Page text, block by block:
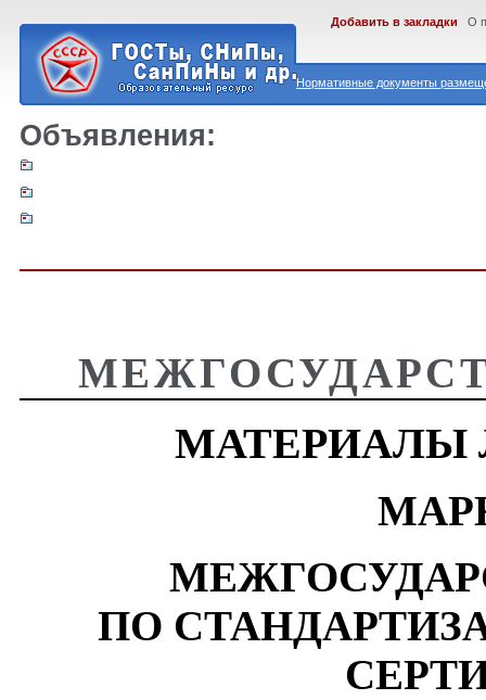
Нормативные документы
Добавить в закладки О
Объявления:
МАТЕРИАЛЫ
ПО